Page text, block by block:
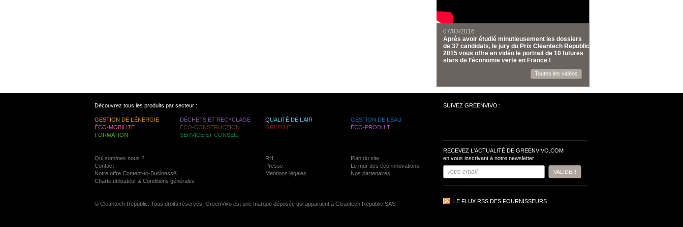
07/03/2016
Après avoir étudié minutieusement les dossiers
de 37 candidats, le jury du Prix Cleantech Republic
2015 vous offre en vidéo le portrait de 10 futures
stars de l’économie verte en France !
Toutes les vidéos
Découvrez tous les produits par secteur :
GESTION DE L’ÉNERGIE DÉCHETS ET RECYCLAGE QUALITÉ DE L’AIR
GESTION DE L’EAU
ÉCO-MOBILITÉ
ÉCO-CONSTRUCTION GREEN IT
ÉCO-PRODUIT
FORMATION
SERVICE ET CONSEIL
Qui sommes nous ? RH
Plan du site
Contact
Presse
Le mur des éco-innovations
Notre offre Content-to-Business®
Mentions légales
Nos partenaires
Charte utilisateur & Conditions générales
© Cleantech Republic. Tous droits réservés. GreenVivo est une marque déposée qui appartient à Cleantech Republic SAS.
SUIVEZ GREENVIVO :
RECEVEZ L'ACTUALITÉ DE GREENVIVO.COM
en vous inscrivant à notre newsletter
LE FLUX RSS DES FOURNISSEURS